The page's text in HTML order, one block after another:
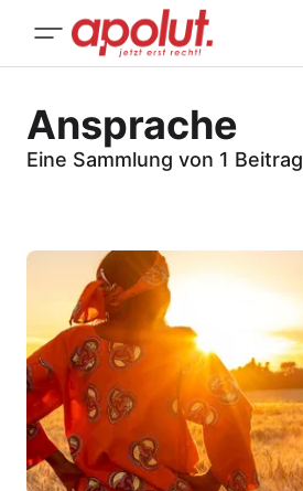
Ansprache
Eine Sammlung von 1 Beitrag